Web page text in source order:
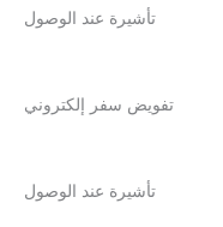
تأشيرة عند الوصول
تفويض سفر إلكتروني
تأشيرة عند الوصول